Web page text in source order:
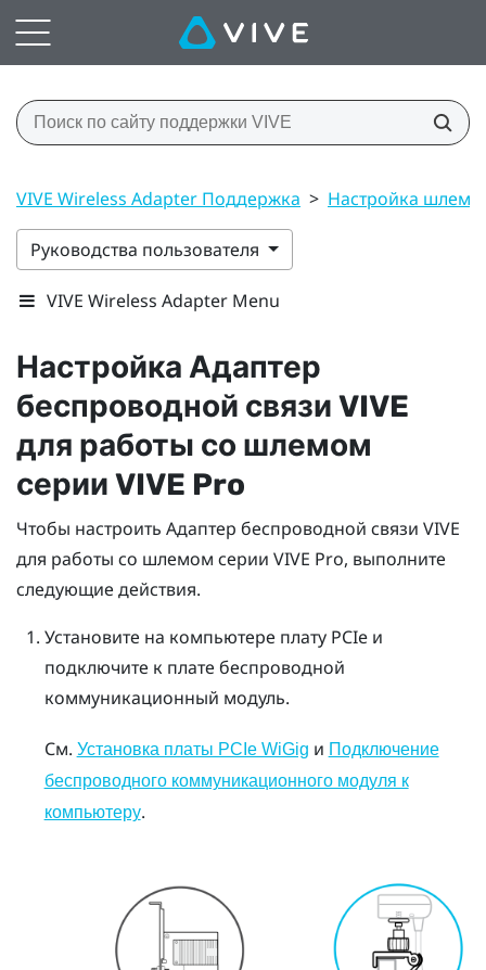
VIVE Wireless Adapter Поддержка > Настройка шлема
Руководства пользователя
VIVE Wireless Adapter Menu
Настройка Адаптер
беспроводной связи VIVE
для работы со шлемом
серии VIVE Pro
Чтобы настроить Адаптер беспроводной связи VIVE
для работы со шлемом серии VIVE Pro, выполните
следующие действия.
Установите на компьютере плату PCIe и
подключите к плате беспроводной
коммуникационный модуль.
См. Установка платы PCIe WiGig и Подключение
беспроводного коммуникационного модуля к
компьютеру.